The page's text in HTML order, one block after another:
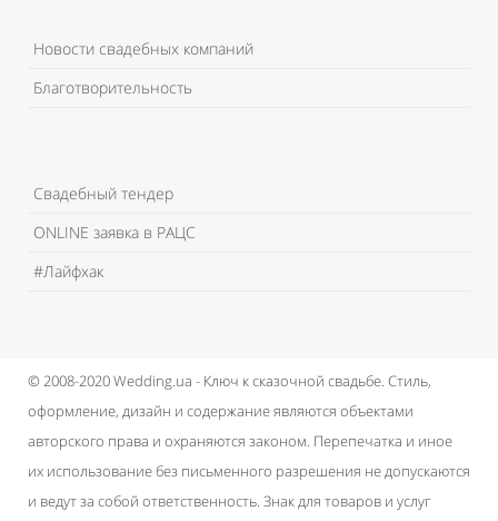
Новости свадебных компаний
Благотворительность
Свадебный тендер
ONLINE заявка в РАЦС
#Лайфхак
© 2008-2020 Wedding.ua - Ключ к сказочной свадьбе. Стиль,
оформление, дизайн и содержание являются объектами
авторского права и охраняются законом. Перепечатка и иное
их использование без письменного разрешения не допускаются
и ведут за собой ответственность. Знак для товаров и услуг